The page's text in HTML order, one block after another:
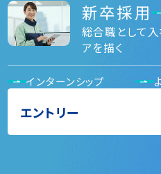
新卒採用
総合職として入
アを描く
インターンシップ
エントリー